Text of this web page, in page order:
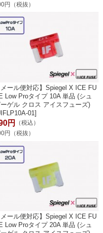
円（税抜）
メール便対応】Spiegel X ICE FU
Low Proタイプ 10A 単品 (シュ
ーゲル クロス アイスフューズ)
01]
円
（税込）
円（税抜）
メール便対応】Spiegel X ICE FU
Low Proタイプ 20A 単品 (シュ